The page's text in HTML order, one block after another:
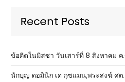
Recent Posts
ข้อคิดในมิสซา วันเสาร์ที่ 8 สิงหาคม ค
นักบุญ ดอมินิก เด กุซแมน,พระสงฆ์ ศต.